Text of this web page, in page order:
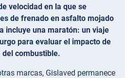
velocidad en la que se
de frenado en asfalto mojado
incluye una maratón: un viaje
para evaluar el impacto de
combustible.
marcas, Gislaved permanece